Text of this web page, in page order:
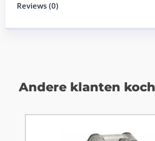
Reviews (0)
Andere klanten